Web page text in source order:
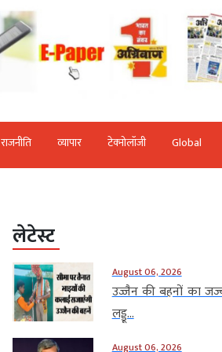
राजनीति व्‍यापार टेक्‍नोलॉजी Global
लेटेस्ट
August 06, 2026
उज्जैन की बहनों का
लड्डू...
August 06, 2026